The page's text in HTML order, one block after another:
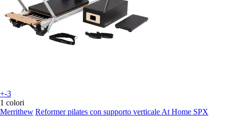
+-3
1 colori
Merrithew Reformer pilates con supporto verticale At Home SPX